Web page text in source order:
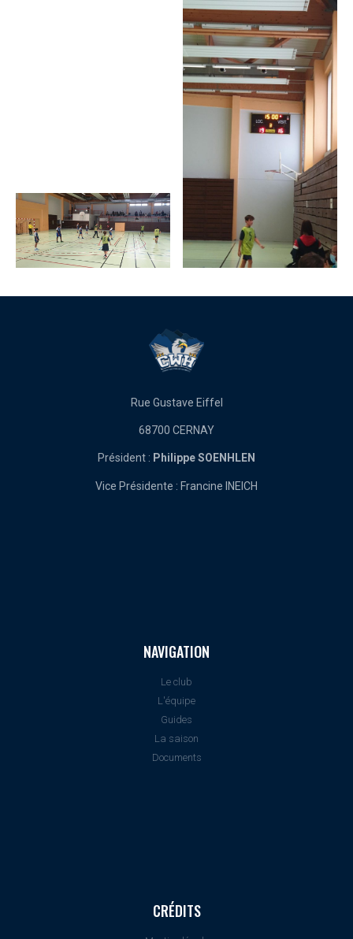
Rue Gustave Eiffel
68700 CERNAY
Président : Philippe SOENHLEN
Vice Présidente : Francine INEICH
NAVIGATION
Le club
L'équipe
Guides
La saison
Documents
CRÉDITS